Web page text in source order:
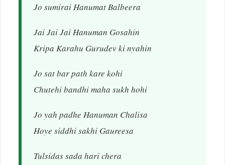
Jo sumirai Hanumat Balbeera
Jai Jai Jai Hanuman Gosahin
Kripa Karahu Gurudev ki nyahin
Jo sat bar path kare kohi
Chutehi bandhi maha sukh hohi
Jo yah padhe Hanuman Chalisa
Hoye siddhi sakhi Gaureesa
Tulsidas sada hari chera